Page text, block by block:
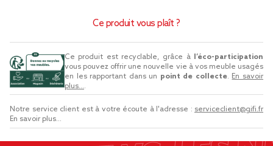
Ce produit vous plaît ?
Ce produit est recyclable, grâce à
l’éco-participation
vous pouvez offrir une nouvelle vie à vos meuble usagés
en les rapportant dans un point de collecte. En savoir
plus....
Notre service client est à votre écoute à l'adresse : serviceclient@gifi.fr
En savoir plus...